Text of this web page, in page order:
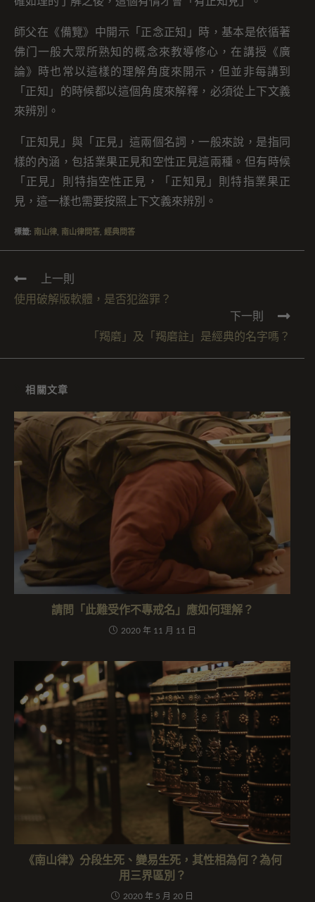
師父在《備覽》中開示「正念正知」時，基本是依循著
佛门一般大眾所熟知的概念來教導修心，在講授《廣
論》時也常以這樣的理解角度來開示，但並非每講到
「正知」的時候都以這個角度來解釋，必須從上下文義
來辨別。
「正知見」與「正見」這兩個名詞，一般來說，是指同
樣的內涵，包括業果正見和空性正見這兩種。但有時候
「正見」則特指空性正見，「正知見」則特指業果正
見，這一樣也需要按照上下文義來辨別。
標籤: 南山律 南山律問答 經典問答
上一則
使用破解版軟體，是否犯盜罪？
下一則
「羯磨」及「羯磨註」是經典的名字嗎？
相關文章
請問「此難受作不專戒名」應如何理解？
2020 年 11 月 11 日
《南山律》分段生死、變易生死，其性相為何？為何
用三界區別？
2020 年 5 月 20 日